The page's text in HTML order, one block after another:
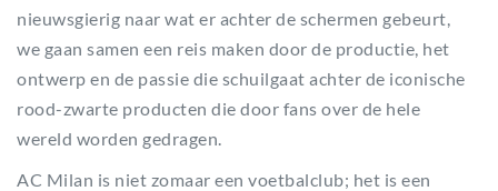
nieuwsgierig naar wat er achter de schermen gebeurt,
we gaan samen een reis maken door de productie, het
ontwerp en de passie die schuilgaat achter de iconische
rood-zwarte producten die door fans over de hele
wereld worden gedragen.
AC Milan is niet zomaar een voetbalclub; het is een